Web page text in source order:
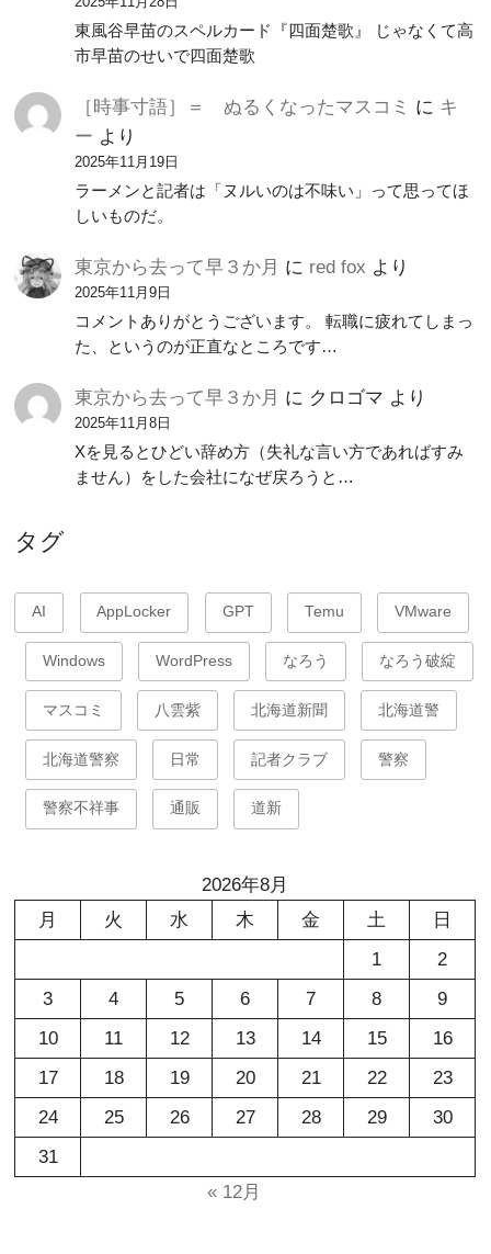
東風谷早苗のスペルカード『四面楚歌』 じゃなくて高
市早苗のせいで四面楚歌
［時事寸語］＝ ぬるくなったマスコミ に キ
ー より
2025年11月19日
ラーメンと記者は「ヌルいのは不味い」って思ってほ
しいものだ。
東京から去って早３か月 に red fox より
2025年11月9日
コメントありがとうございます。 転職に疲れてしまっ
た、というのが正直なところです…
東京から去って早３か月 に クロゴマ より
2025年11月8日
Xを見るとひどい辞め方（失礼な言い方であればすみ
ません）をした会社になぜ戻ろうと…
タグ
AI AppLocker GPT Temu VMware
Windows WordPress なろう なろう破綻
マスコミ 八雲紫 北海道新聞 北海道警
北海道警察 日常 記者クラブ 警察
警察不祥事 通販 道新
2026年8月
月
火 水 木 金 土
日
1
2
3
4 5 6 7 8
9
10
11 12 13 14 15
16
17
18 19 20 21 22
23
24
25 26 27 28 29
30
31
« 12月